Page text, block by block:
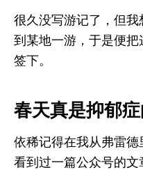
很久没写游记了，但
到某地一游，于是便把
签下。
春天真是抑郁
依稀记得在我从弗雷
看到过一篇公众号的